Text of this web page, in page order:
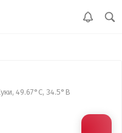
49.67°С, 34.5°В